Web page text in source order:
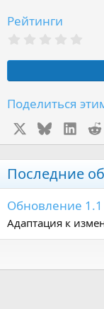
Рейтинги
0
з
ё
з
Поделиться
Bluesky
Последние
Обновление 1.1
Адаптация к